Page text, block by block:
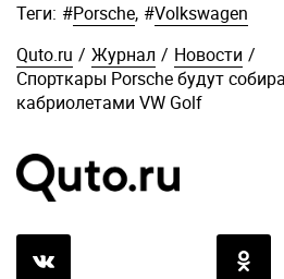
Теги: #Porsche, #Volkswagen
Quto.ru / Журнал / Новости /
Спорткары Porsche будут
кабриолетами VW Golf